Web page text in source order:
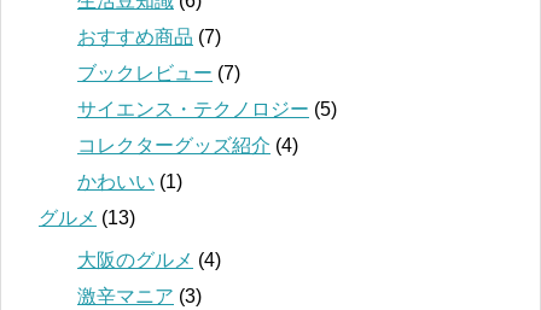
おすすめ商品 (7)
ブックレビュー (7)
サイエンス・テクノロジー (5)
コレクターグッズ紹介 (4)
かわいい (1)
グルメ (13)
大阪のグルメ (4)
激辛マニア (3)